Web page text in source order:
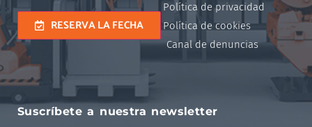
RESERVA LA FECHA
Política de privacidad
Política de cookies
Canal de denuncias
Suscríbete a nuestra newsletter